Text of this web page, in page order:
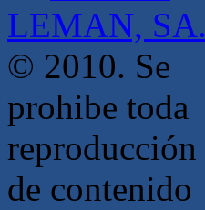
LEMAN, SA.
© 2010. Se
prohibe toda
reproducción
de contenido